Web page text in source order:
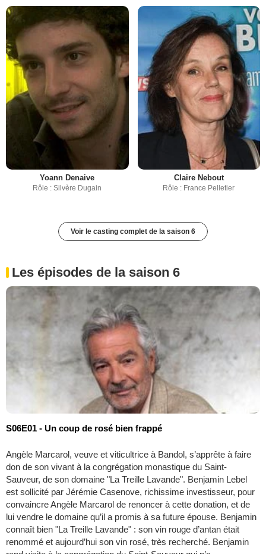
Yoann Denaive
Rôle : Silvère Dugain
Claire Nebout
Rôle : France Pelletier
Voir le casting complet de la saison 6
Les épisodes de la saison 6
S06E01 - Un coup de rosé bien frappé
Angèle Marcarol, veuve et viticultrice à Bandol, s’apprête à faire
don de son vivant à la congrégation monastique du Saint-
Sauveur, de son domaine "La Treille Lavande". Benjamin Lebel
est sollicité par Jérémie Casenove, richissime investisseur, pour
convaincre Angèle Marcarol de renoncer à cette donation, et de
lui vendre le domaine qu’il a promis à sa future épouse. Benjamin
connaît bien "La Treille Lavande" : son vin rouge d’antan était
renommé et aujourd’hui son vin rosé, très recherché. Benjamin